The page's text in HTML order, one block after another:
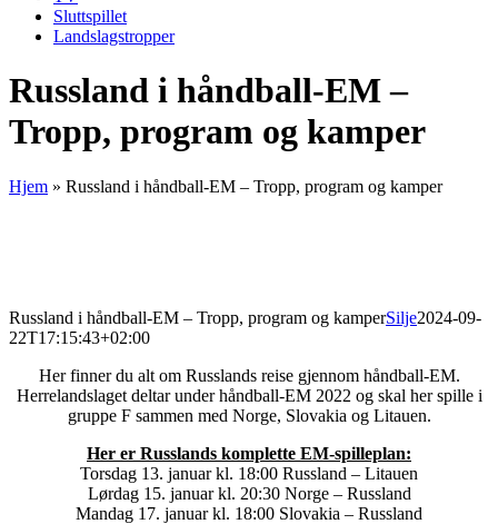
Sluttspillet
Landslagstropper
Russland i håndball-EM –
Tropp, program og kamper
Hjem » Russland i håndball-EM – Tropp, program og kamper
Russland i håndball-EM – Tropp, program og kamperSilje2024-09-
22T17:15:43+02:00
Her finner du alt om Russlands reise gjennom håndball-EM.
Herrelandslaget deltar under håndball-EM 2022 og skal her spille i
gruppe F sammen med Norge, Slovakia og Litauen.
Her er Russlands komplette EM-spilleplan:
Torsdag 13. januar kl. 18:00 Russland – Litauen
Lørdag 15. januar kl. 20:30 Norge – Russland
Mandag 17. januar kl. 18:00 Slovakia – Russland